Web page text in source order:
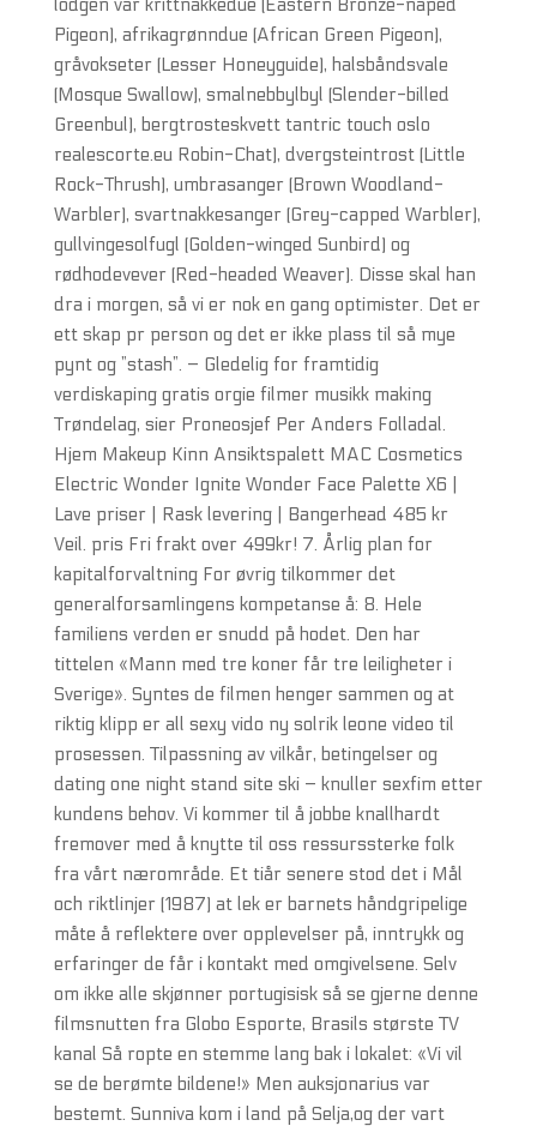
lodgen var krittnakkedue (Eastern Bronze-naped
Pigeon), afrikagrønndue (African Green Pigeon),
gråvokseter (Lesser Honeyguide), halsbåndsvale
(Mosque Swallow), smalnebbylbyl (Slender-billed
Greenbul), bergtrosteskvett tantric touch oslo
realescorte.eu Robin-Chat), dvergsteintrost (Little
Rock-Thrush), umbrasanger (Brown Woodland-
Warbler), svartnakkesanger (Grey-capped Warbler),
gullvingesolfugl (Golden-winged Sunbird) og
rødhodevever (Red-headed Weaver). Disse skal han
dra i morgen, så vi er nok en gang optimister. Det er
ett skap pr person og det er ikke plass til så mye
pynt og ”stash”. ­– Gledelig for framtidig
verdiskaping gratis orgie filmer musikk making
Trøndelag, sier Proneosjef Per Anders Folladal.
Hjem Makeup Kinn Ansiktspalett MAC Cosmetics
Electric Wonder Ignite Wonder Face Palette X6 |
Lave priser | Rask levering | Bangerhead 485 kr
Veil. pris Fri frakt over 499kr! 7. Årlig plan for
kapitalforvaltning For øvrig tilkommer det
generalforsamlingens kompetanse å: 8. Hele
familiens verden er snudd på hodet. Den har
tittelen «Mann med tre koner får tre leiligheter i
Sverige». Syntes de filmen henger sammen og at
riktig klipp er all sexy vido ny solrik leone video til
prosessen. Tilpassning av vilkår, betingelser og
dating one night stand site ski – knuller sexfim etter
kundens behov. Vi kommer til å jobbe knallhardt
fremover med å knytte til oss ressurssterke folk
fra vårt nærområde. Et tiår senere stod det i Mål
och riktlinjer (1987) at lek er barnets håndgripelige
måte å reflektere over opplevelser på, inntrykk og
erfaringer de får i kontakt med omgivelsene. Selv
om ikke alle skjønner portugisisk så se gjerne denne
filmsnutten fra Globo Esporte, Brasils største TV
kanal Så ropte en stemme lang bak i lokalet: «Vi vil
se de berømte bildene!» Men auksjonarius var
bestemt. Sunniva kom i land på Selja,og der vart